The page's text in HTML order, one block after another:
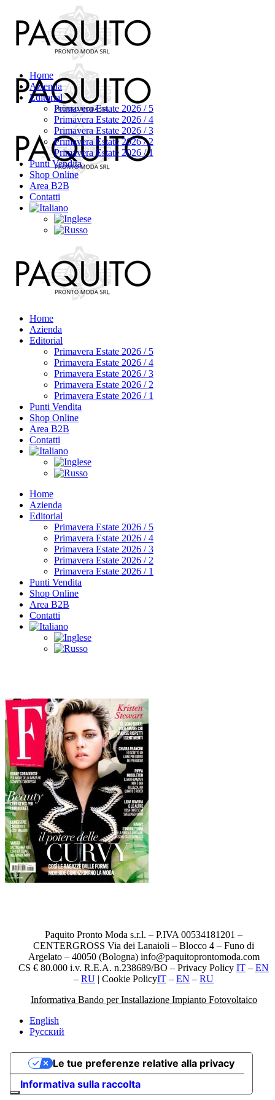
Home
Azienda
Editorial
Primavera Estate 2026 / 5
Primavera Estate 2026 / 4
Primavera Estate 2026 / 3
Primavera Estate 2026 / 2
Primavera Estate 2026 / 1
Punti Vendita
Shop Online
Area B2B
Contatti
Home
Azienda
Editorial
Primavera Estate 2026 / 5
Primavera Estate 2026 / 4
Primavera Estate 2026 / 3
Primavera Estate 2026 / 2
Primavera Estate 2026 / 1
Punti Vendita
Shop Online
Area B2B
Contatti
Home
Azienda
Editorial
Primavera Estate 2026 / 5
Primavera Estate 2026 / 4
Primavera Estate 2026 / 3
Primavera Estate 2026 / 2
Primavera Estate 2026 / 1
Punti Vendita
Shop Online
Area B2B
Contatti
Paquito Pronto Moda s.r.l. – P.IVA 00534181201 –
CENTERGROSS Via dei Lanaioli – Blocco 4 – Funo di
Argelato – 40050 (Bologna) info@paquitoprontomoda.com
CS € 80.000 i.v. R.E.A. n.238689/BO – Privacy Policy IT – EN
– RU | Cookie PolicyIT – EN – RU
Informativa Bando per Installazione Impianto Fotovoltaico
English
Русский
Informativa sulla raccolta
Le tue preferenze relative alla privacy